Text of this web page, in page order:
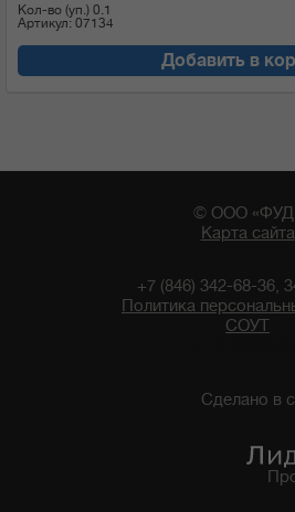
Кол-во (уп.) 0.1
Артикул: 07134
Добавить в
© ООО
Карта сайта
+7 (846) 342-68-36,
Политика
СОУТ
Сделано в